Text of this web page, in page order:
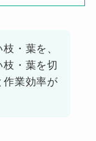
・葉を、
・葉を切
作業効率が